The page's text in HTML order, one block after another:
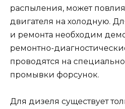
распыления, может
двигателя на холодную.
и ремонта необходим
ремонтно-
проводятся на
промывки форсунок.
Для дизеля существует